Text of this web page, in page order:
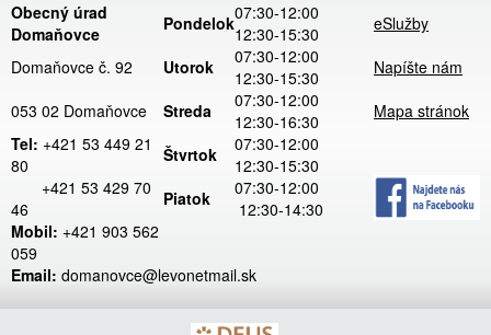
Obecný úrad
Domaňovce
Pondelok07:30-12:00
12:30-15:30
eSlužby
Domaňovce č. 92
Utorok
07:30-12:00
12:30-15:30
Napíšte nám
053 02 Domaňovce
Streda
07:30-12:00
12:30-16:30
Mapa stránok
Tel: +421 53 449 21
80
Štvrtok
07:30-12:00
12:30-15:30
+421 53 429 70
46
Piatok
07:30-12:00
12:30-14:30
Mobil: +421 903 562
059
Email: domanovce@levonetmail.sk